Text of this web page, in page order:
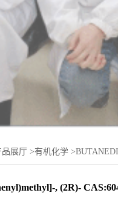
品展厅 >有机化学 >
, (2R)-